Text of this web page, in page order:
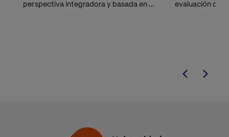
perspectiva integradora y basada en la
evaluación